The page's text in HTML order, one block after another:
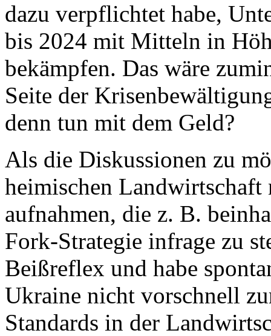
dazu verpflichtet habe,
bis 2024 mit Mitteln in
bekämpfen. Das wäre
Seite der
denn tun mit dem Geld?
Als die Diskussionen zu
heimischen Landwirtschaft
aufnahmen, die z. B.
Fork-Strategie infrage zu
Beißreflex und habe
Ukraine nicht vorschnell
Standards in der